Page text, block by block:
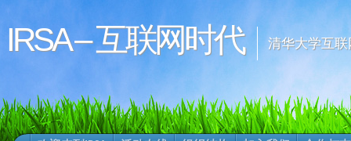
IRSA – 互联网时代 清华大学互